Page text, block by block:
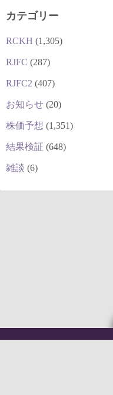
カテゴリー
RCKH (1,305)
RJFC (287)
RJFC2 (407)
お知らせ (20)
株価予想 (1,351)
結果検証 (648)
雑談 (6)